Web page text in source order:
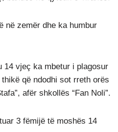
në zemër dhe ka humbur
14 vjeç ka mbetur i plagosur
që ndodhi sot rreth orës
afër shkollës “Fan Noli”.
3 fëmijë të moshës 14